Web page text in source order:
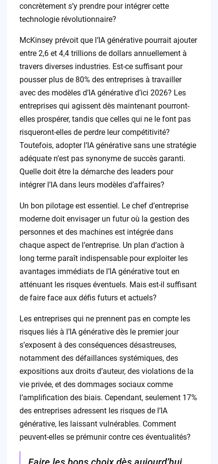
concrètement s’y prendre pour intégrer cette
technologie révolutionnaire?
McKinsey prévoit que l’IA générative pourrait ajouter
entre 2,6 et 4,4 trillions de dollars annuellement à
travers diverses industries. Est-ce suffisant pour
pousser plus de 80% des entreprises à travailler
avec des modèles d’IA générative d’ici 2026? Les
entreprises qui agissent dès maintenant pourront-
elles prospérer, tandis que celles qui ne le font pas
risqueront-elles de perdre leur compétitivité?
Toutefois, adopter l’IA générative sans une stratégie
adéquate n’est pas synonyme de succès garanti.
Quelle doit être la démarche des leaders pour
intégrer l’IA dans leurs modèles d’affaires?
Un bon pilotage est essentiel. Le chef d’entreprise
moderne doit envisager un futur où la gestion des
personnes et des machines est intégrée dans
chaque aspect de l’entreprise. Un plan d’action à
long terme paraît indispensable pour exploiter les
avantages immédiats de l’IA générative tout en
atténuant les risques éventuels. Mais est-il suffisant
de faire face aux défis futurs et actuels?
Les entreprises qui ne prennent pas en compte les
risques liés à l’IA générative dès le premier jour
s’exposent à des conséquences désastreuses,
notamment des défaillances systémiques, des
expositions aux droits d’auteur, des violations de la
vie privée, et des dommages sociaux comme
l’amplification des biais. Cependant, seulement 17%
des entreprises adressent les risques de l’IA
générative, les laissant vulnérables. Comment
peuvent-elles se prémunir contre ces éventualités?